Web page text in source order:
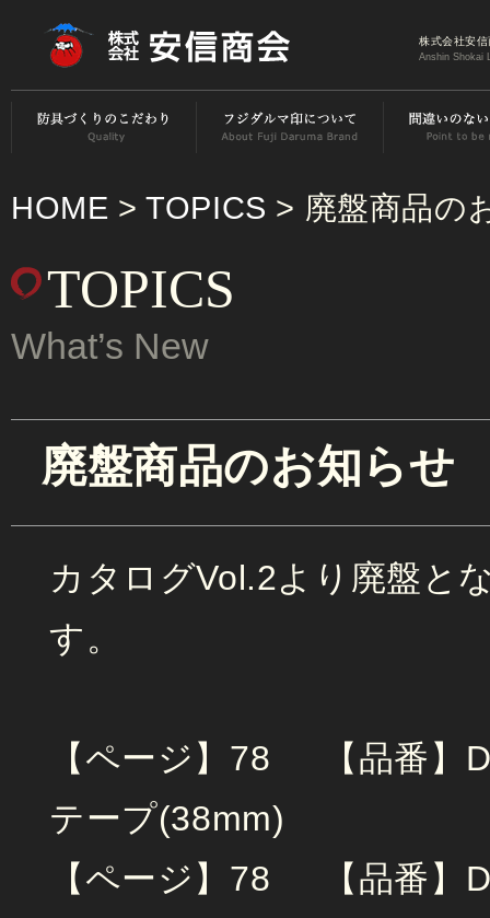
株式会社安
Anshin Shokai
HOME >TOPICS > 廃盤商品の
TOPICS
What’s New
廃盤商品のお知らせ
カタログVol.2より廃盤と
す。
【ページ】78 【品番
テープ(38mm)
【ページ】78 【品番】